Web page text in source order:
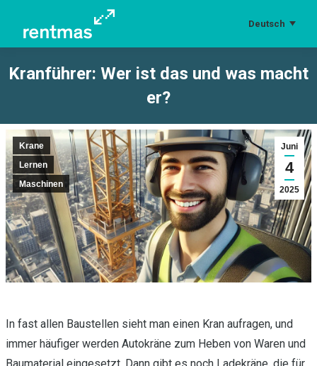
Deutsch
Kranführer: Wer ist das und was macht
er?
Juni
4
2025
Krane
Lernen
Maschinen
In fast allen Baustellen sieht man einen Kran aufragen, und
immer häufiger werden Autokräne zum Heben von Waren und
Baumaterial eingesetzt. Dann gibt es noch Ladekräne, die für